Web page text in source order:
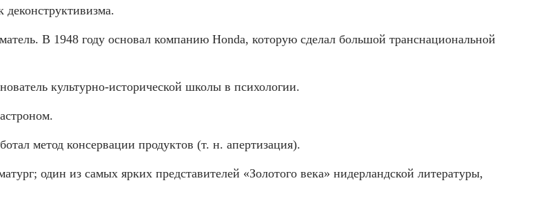
деконструктивизма.
В 1948 году основал компанию Honda, которую сделал большой транснациональной
культурно-исторической школы в психологии.
метод консервации продуктов (т. н. апертизация).
один из самых ярких представителей «Золотого века» нидерландской литературы,